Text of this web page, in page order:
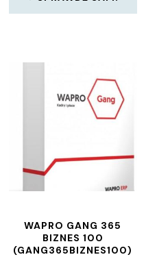
WAPRO GANG 365
BIZNES 100
(GANG365BIZNES100)